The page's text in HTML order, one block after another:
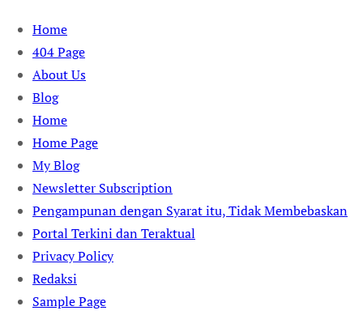
Skip
content
Home
404 Page
About Us
Blog
Home
Home Page
My Blog
Newsletter Subscription
Pengampunan dengan Syarat itu, Tidak Membebaskan
Portal Terkini dan Teraktual
Privacy Policy
Redaksi
Sample Page